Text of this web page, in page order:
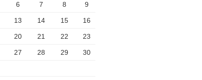
6 7 8 9
13 14 15 16
20 21 22 23
27 28 29 30